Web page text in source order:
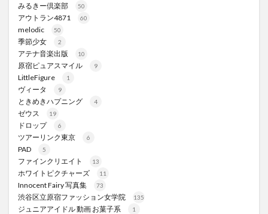
みるきー倶楽部 50
アウトラン4871 60
melodic 50
季節少女 2
アテナ音楽出版 10
原宿ピュアスマイル 9
LittleFigure 1
ヴィータ 9
ときめきハプニング 4
ゼウス 19
ドロップ 6
ツアーリンク東京 6
PAD 5
ファインクリエイト 13
ホワイトピクチャーズ 11
Innocent Fairy 写真集 73
渋谷区立原宿ファッション女学院 135
ジュニアアイドル 動画 お菓子系 1